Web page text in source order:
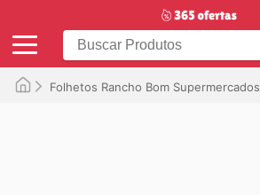
Folhetos Rancho Bom Supermercados